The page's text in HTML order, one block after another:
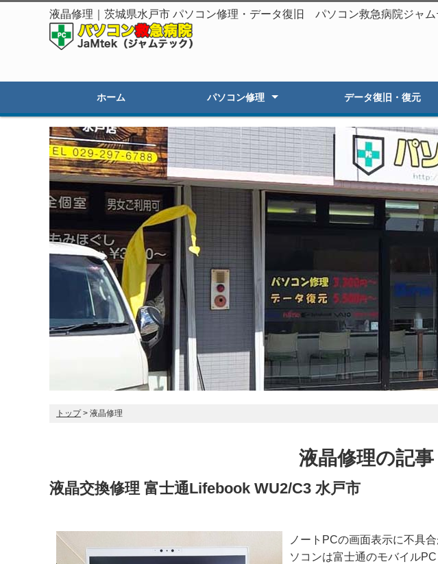
液晶修理｜茨城県水戸市 パソコン修理・データ復旧 パソコン救急病院ジャム
ホーム パソコン修理
起動しないPC修理
遅いPCの高速化
初期セットアップ
画面割れ・表示不良
OSアップグレード
オーダーPC製作・販売
その他のトラブル
データ復旧・復元
トップ> 液晶修理
液晶修理の記事
液晶交換修理 富士通Lifebook WU2/C3 水戸市
ノートPCの画面表示に不具
ソコンは富士通のモバイル